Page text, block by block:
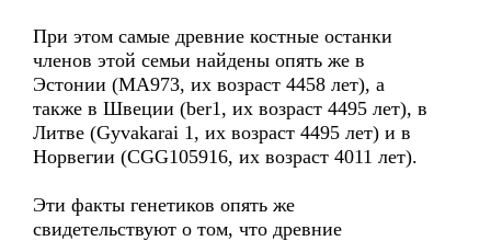
При этом самые древние костные останки
членов этой семьи найдены опять же в
Эстонии (MA973, их возраст 4458 лет), а
также в Швеции (ber1, их возраст 4495 лет), в
Литве (Gyvakarai 1, их возраст 4495 лет) и в
Норвегии (CGG105916, их возраст 4011 лет).
Эти факты генетиков опять же
свидетельствуют о том, что древние